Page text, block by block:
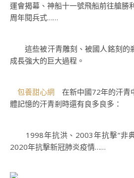
運會揭幕、神船十一號飛船前往艙勝
周年閱兵式……
這些被汗青雕刻、被國人銘刻的
成長強大的巨大過程。
包養甜心網 在新中國72年的汗青
體記憶的汗青剎時還有良多良多：
1998年抗洪、2003年抗擊“非典
2020年抗擊新冠肺炎疫情……